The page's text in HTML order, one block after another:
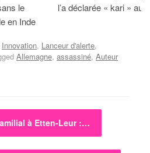
le
en Inde
l’a déclarée « kari » au
Innovation, Lanceur d'alerte,
Allemagne, assassiné, Auteur
à Etten-Leur :…